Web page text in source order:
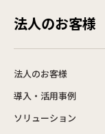
法人のお客様
法人のお客様
導入・活用事例
ソリューション